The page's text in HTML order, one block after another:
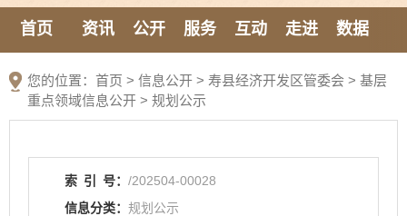
首页 资讯 公开 服务 互动 走进
数据
您的位置： 首页 > 信息公开 > 寿县经济开发区管委会 > 基层
重点领域信息公开 > 规划公示
索 引 号： /202504-00028
信息分类： 规划公示